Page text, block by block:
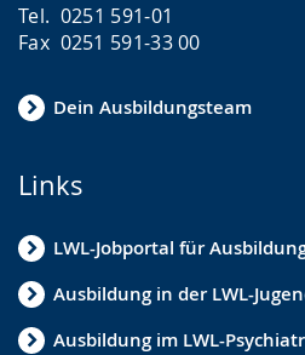
Tel. 0251 591-01
Fax 0251 591-33 00
Dein Ausbildungsteam
Links
LWL-Jobportal für
Ausbildung in der LWL-
Ausbildung im LWL-